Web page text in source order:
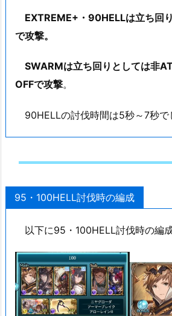
EXTREME+・90HELLは立ち回
で攻撃。
SWARMは立ち回りとしては非
OFFで攻撃。
90HELLの討伐時間は5秒～7秒で
95・100HELL討伐時の編成
以下に95・100HELL討伐時の編成